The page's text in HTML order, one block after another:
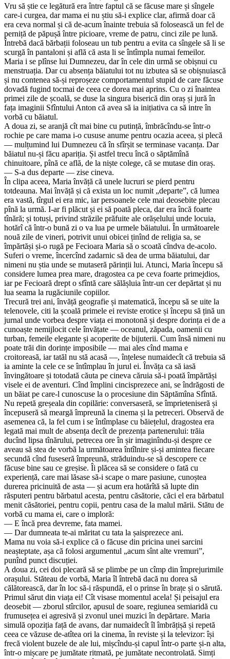
Vru să știe ce legătură era între faptul că se făcuse mare și sîngele
care-i curgea, dar mama ei nu știu să-i explice clar, afirmă doar că
era ceva normal și că de-acum înainte trebuia să folosească un fel de
perniță de păpușă între picioare, vreme de patru, cinci zile pe lună.
Întrebă dacă bărbații foloseau un tub pentru a evita ca sîngele să li se
scurgă în pantaloni și află că asta li se întîmpla numai femeilor.
Maria i se plînse lui Dumnezeu, dar în cele din urmă se obișnui cu
menstruația. Dar cu absența băiatului tot nu izbutea să se obișnuiască
și nu contenea să-și reproșeze comportamentul stupid de care făcuse
dovadă fugind tocmai de ceea ce dorea mai aprins. Cu o zi înaintea
primei zile de școală, se duse la singura biserică din oraș și jură în
fața imaginii Sfîntului Anton că avea să ia inițiativa ca să intre în
vorbă cu băiatul.
A doua zi, se aranjă cît mai bine cu putință, îmbrăcîndu-se într-o
rochie pe care mama i-o cususe anume pentru ocazia aceea, și plecă
— mulțumind lui Dumnezeu că în sfîrșit se terminase vacanța. Dar
băiatul nu-și făcu apariția. Și astfel trecu încă o săptămînă
chinuitoare, pînă ce află, de la niște colege, că se mutase din oraș.
— S-a dus departe — zise cineva.
În clipa aceea, Maria învăță că unele lucruri se pierd pentru
totdeauna. Mai învăță și că exista un loc numit „departe”, că lumea
era vastă, tîrgul ei era mic, iar persoanele cele mai deosebite plecau
pînă la urmă. I-ar fi plăcut și ei să poată pleca, dar era încă foarte
tînără; și totuși, privind străzile prăfuite ale orășelului unde locuia,
hotărî că într-o bună zi o va lua pe urmele băiatului. În următoarele
nouă zile de vineri, potrivit unui obicei ținînd de religia sa, se
împărtăși și-o rugă pe Fecioara Maria să o scoată cîndva de-acolo.
Suferi o vreme, încercînd zadarnic să dea de urma băiatului, dar
nimeni nu știa unde se mutaseră părinții lui. Atunci, Maria începu să
considere lumea prea mare, dragostea ca pe ceva foarte primejdios,
iar pe Fecioară drept o sfîntă care sălășluia într-un cer depărtat și nu
lua seama la rugăciunile copiilor.
Trecură trei ani, învăță geografie și matematică, începu să se uite la
telenovele, citi la școală primele ei reviste erotice și începu să țină un
jurnal unde vorbea despre viața ei monotonă și despre dorința ei de a
cunoaște nemijlocit cele învățate — oceanul, zăpada, oamenii cu
turban, femeile elegante și acoperite de bijuterii. Cum însă nimeni nu
poate trăi din dorințe imposibile — mai ales cînd mama e
croitoreasă, iar tatăl nu stă acasă —, înțelese numaidecît că trebuia să
ia aminte la cele ce se întîmplau în jurul ei. Învăța ca să iasă
învingătoare și totodată căuta pe cineva căruia să-i poată împărtăși
visele ei de aventuri. Cînd împlini cincisprezece ani, se îndrăgosti de
un băiat pe care-l cunoscuse la o procesiune din Săptămîna Sfîntă.
Nu repetă greșeala din copilărie: conversaseră, se împrieteniseră și
începuseră să meargă împreună la cinema și la petreceri. Observă de
asemenea că, la fel cum i se întîmplase cu băiețelul, dragostea era
legată mai mult de absența decît de prezența partenerului: trăia
ducînd lipsa tînărului, petrecea ore în șir imaginîndu-și despre ce
aveau să stea de vorbă la următoarea întîlnire și-și amintea fiecare
secundă cînd fuseseră împreună, străduindu-se să descopere ce
făcuse bine sau ce greșise. Îi plăcea să se considere o fată cu
experiență, care mai lăsase să-i scape o mare pasiune, cunoștea
durerea pricinuită de asta — și acum era hotărîtă să lupte din
răsputeri pentru bărbatul acesta, pentru căsătorie, căci el era bărbatul
menit căsătoriei, pentru copii, pentru casa de la malul mării. Stătu de
vorbă cu mama ei, care o imploră:
— E încă prea devreme, fata mamei.
— Dar dumneata te-ai măritat cu tata la șaisprezece ani.
Mama nu voia să-i explice că o făcuse din pricina unei sarcini
neașteptate, așa că folosi argumentul „acum sînt alte vremuri”,
punînd punct discuției.
A doua zi, cei doi plecară să se plimbe pe un cîmp din împrejurimile
orașului. Stăteau de vorbă, Maria îl întrebă dacă nu dorea să
călătorească, dar în loc să-i răspundă, el o prinse în brațe și o sărută.
Primul sărut din viața ei! Cît visase momentul acela! Și peisajul era
deosebit — zborul stîrcilor, apusul de soare, regiunea semiaridă cu
frumusețea ei agresivă și zvonul unei muzici în depărtare. Maria
simulă opoziția față de avans, dar numaidecît îl îmbrățișă și repetă
ceea ce văzuse de-atîtea ori la cinema, în reviste și la televizor: își
frecă violent buzele de ale lui, mișcîndu-și capul într-o parte și-n alta,
într-o mișcare pe jumătate ritmată, pe jumătate necontrolată. Simți